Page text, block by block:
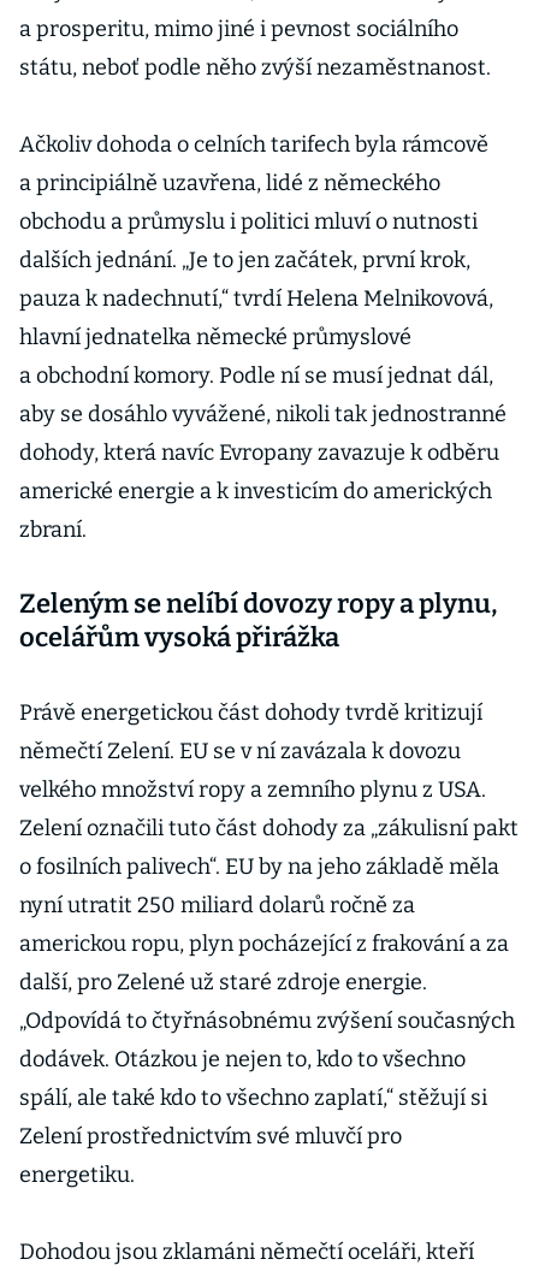
a prosperitu, mimo jiné i pevnost sociálního
státu, neboť podle něho zvýší nezaměstnanost.
Ačkoliv dohoda o celních tarifech byla rámcově
a principiálně uzavřena, lidé z německého
obchodu a průmyslu i politici mluví o nutnosti
dalších jednání. „Je to jen začátek, první krok,
pauza k nadechnutí,“ tvrdí Helena Melnikovová,
hlavní jednatelka německé průmyslové
a obchodní komory. Podle ní se musí jednat dál,
aby se dosáhlo vyvážené, nikoli tak jednostranné
dohody, která navíc Evropany zavazuje k odběru
americké energie a k investicím do amerických
zbraní.
Zeleným se nelíbí dovozy ropy a plynu,
ocelářům vysoká přirážka
Právě energetickou část dohody tvrdě kritizují
němečtí Zelení. EU se v ní zavázala k dovozu
velkého množství ropy a zemního plynu z USA.
Zelení označili tuto část dohody za „zákulisní pakt
o fosilních palivech“. EU by na jeho základě měla
nyní utratit 250 miliard dolarů ročně za
americkou ropu, plyn pocházející z frakování a za
další, pro Zelené už staré zdroje energie.
„Odpovídá to čtyřnásobnému zvýšení současných
dodávek. Otázkou je nejen to, kdo to všechno
spálí, ale také kdo to všechno zaplatí,“ stěžují si
Zelení prostřednictvím své mluvčí pro
energetiku.
Dohodou jsou zklamáni němečtí oceláři, kteří